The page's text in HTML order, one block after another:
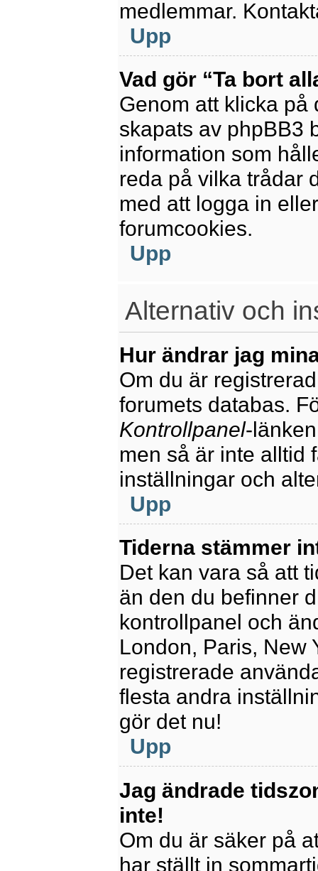
medlemmar.
Upp
Vad gör “Ta bort
Genom att klicka på
skapats av phpBB3
information som
reda på vilka trådar
med att logga in
forumcookies.
Upp
Alternativ och
Hur ändrar jag
Om du är
forumets databas.
Kontrollpanel-
men så är inte alltid
inställningar och
Upp
Tiderna stämmer
Det kan vara så att
än den du befinner
kontrollpanel och
London, Paris, New
registrerade
flesta andra
gör det nu!
Upp
Jag ändrade
inte!
Om du är säker på
har ställt in